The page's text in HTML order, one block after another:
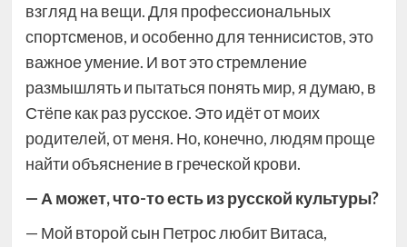
взгляд на вещи. Для профессиональных
спортсменов, и особенно для теннисистов, это
важное умение. И вот это стремление
размышлять и пытаться понять мир, я думаю, в
Стёпе как раз русское. Это идёт от моих
родителей, от меня. Но, конечно, людям проще
найти объяснение в греческой крови.
— А может, что-то есть из русской культуры?
— Мой второй сын Петрос любит Витаса,